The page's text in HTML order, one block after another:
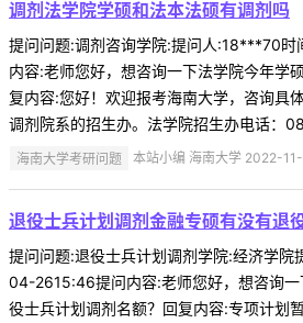
调剂法学院学硕和法本法硕有调剂吗
提问问题:调剂咨询学院:提问人:18***70
内容:老师您好，想咨询一下法学院今年学
复内容:您好！欢迎报考海南大学，咨询具
调剂院系的招生办。法学院招生办电话：
海南大学考研问题 本站小编 海南大学 2022-
退役士兵计划调剂金融专硕有没有退
提问问题:退役士兵计划调剂学院:经济学
04-2615:46提问内容:老师您好，想咨询一
役士兵计划调剂名额？回复内容:专项计划